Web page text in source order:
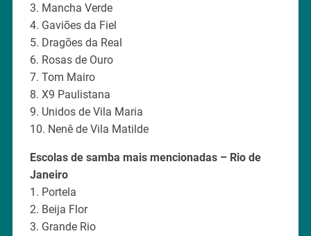
3. Mancha Verde
4. Gaviões da Fiel
5. Dragões da Real
6. Rosas de Ouro
7. Tom Mairo
8. X9 Paulistana
9. Unidos de Vila Maria
10. Nenê de Vila Matilde
Escolas de samba mais mencionadas – Rio de
Janeiro
1. Portela
2. Beija Flor
3. Grande Rio